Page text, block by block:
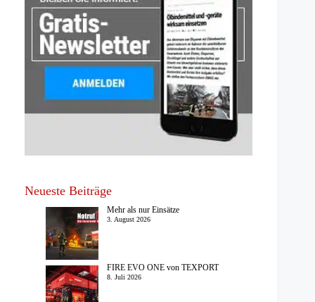
Neueste Beiträge
Mehr als nur Einsätze
3. August 2026
FIRE EVO ONE von TEXPORT
8. Juli 2026